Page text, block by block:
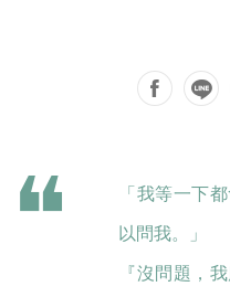
「我等一下
以問我。」
『沒問題，